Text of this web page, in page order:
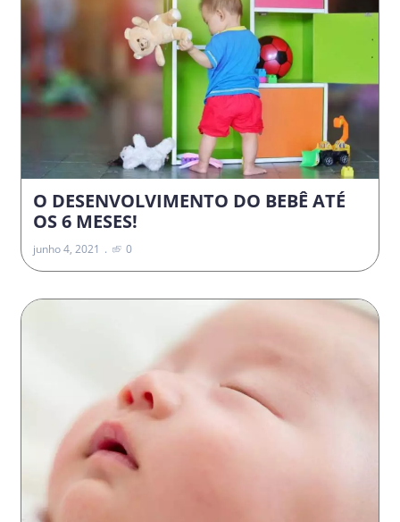
O DESENVOLVIMENTO DO BEBÊ ATÉ
OS 6 MESES!
junho 4, 2021 0